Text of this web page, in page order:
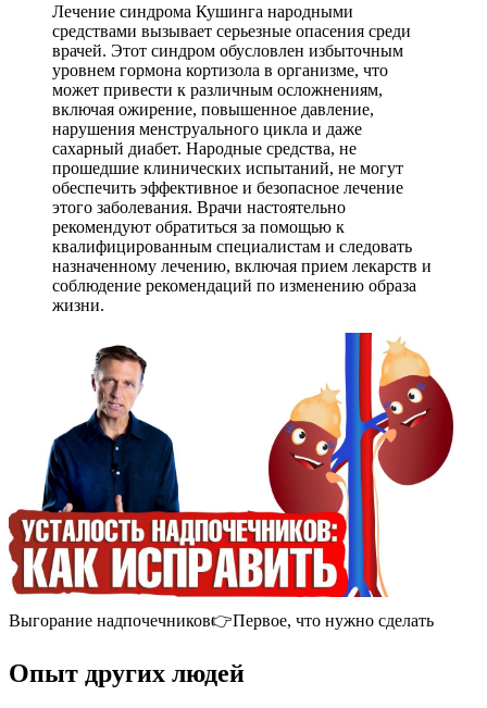
Лечение синдрома Кушинга народными
средствами вызывает серьезные опасения среди
врачей. Этот синдром обусловлен избыточным
уровнем гормона кортизола в организме, что
может привести к различным осложнениям,
включая ожирение, повышенное давление,
нарушения менструального цикла и даже
сахарный диабет. Народные средства, не
прошедшие клинических испытаний, не могут
обеспечить эффективное и безопасное лечение
этого заболевания. Врачи настоятельно
рекомендуют обратиться за помощью к
квалифицированным специалистам и следовать
назначенному лечению, включая прием лекарств и
соблюдение рекомендаций по изменению образа
жизни.
Выгорание надпочечников👉Первое, что нужно сделать
Опыт других людей